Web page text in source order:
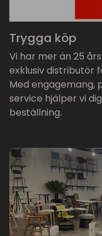
Trygga köp
Vi har mer än 25
exklusiv distributör
Med engagemang,
service hjälper vi
beställning.